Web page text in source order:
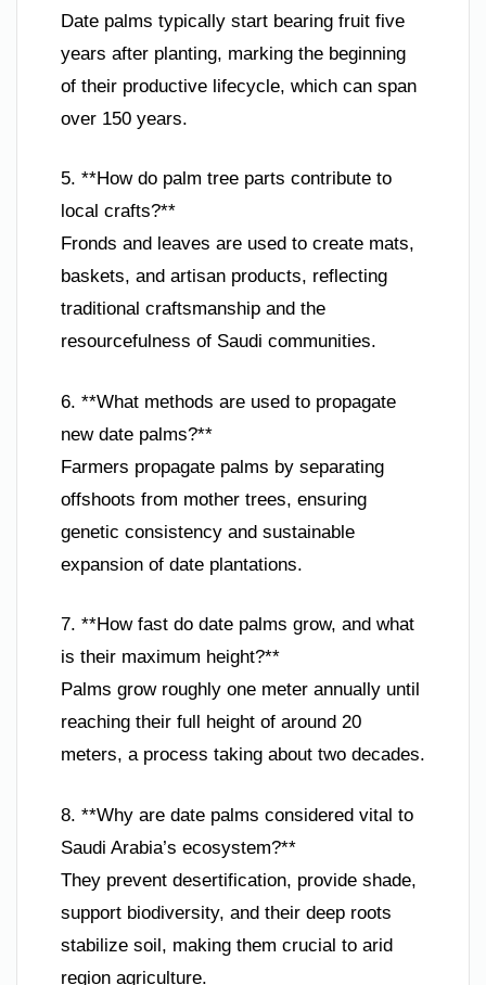
Date palms typically start bearing fruit five
years after planting, marking the beginning
of their productive lifecycle, which can span
over 150 years.
5. **How do palm tree parts contribute to
local crafts?**
Fronds and leaves are used to create mats,
baskets, and artisan products, reflecting
traditional craftsmanship and the
resourcefulness of Saudi communities.
6. **What methods are used to propagate
new date palms?**
Farmers propagate palms by separating
offshoots from mother trees, ensuring
genetic consistency and sustainable
expansion of date plantations.
7. **How fast do date palms grow, and what
is their maximum height?**
Palms grow roughly one meter annually until
reaching their full height of around 20
meters, a process taking about two decades.
8. **Why are date palms considered vital to
Saudi Arabia’s ecosystem?**
They prevent desertification, provide shade,
support biodiversity, and their deep roots
stabilize soil, making them crucial to arid
region agriculture.